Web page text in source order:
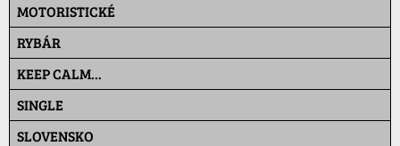
MOTORISTICKÉ
RYBÁR
KEEP CALM...
SINGLE
SLOVENSKO